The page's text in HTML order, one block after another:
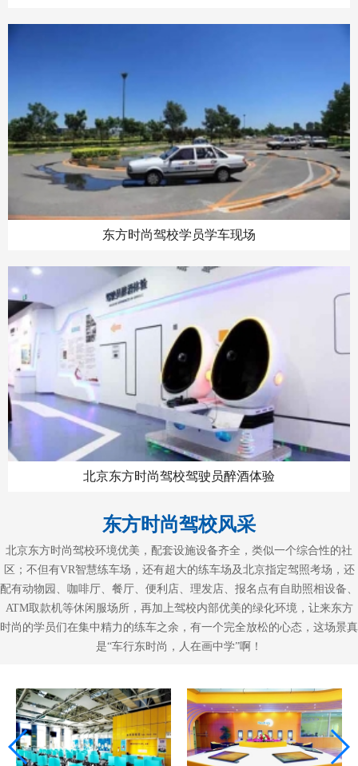
东方时尚驾校学员学车现场
北京东方时尚驾校驾驶员醉酒体验
东方时尚驾校风采
北京东方时尚驾校环境优美，配套设施设备齐全，类似一个综合性的社
区；不但有VR智慧练车场，还有超大的练车场及北京指定驾照考场，还
配有动物园、咖啡厅、餐厅、便利店、理发店、报名点有自助照相设备、
ATM取款机等休闲服场所，再加上驾校内部优美的绿化环境，让来东方
时尚的学员们在集中精力的练车之余，有一个完全放松的心态，这场景真
是“车行东时尚，人在画中学”啊！